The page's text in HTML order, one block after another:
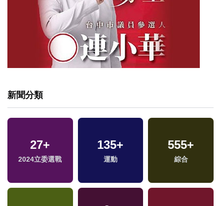
新聞分類
27+
2024立委選戰
135+
運動
555+
綜合